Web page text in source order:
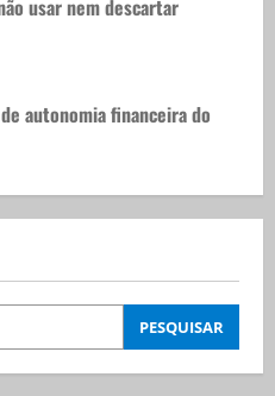
usar nem descartar
autonomia financeira do
PESQUISAR